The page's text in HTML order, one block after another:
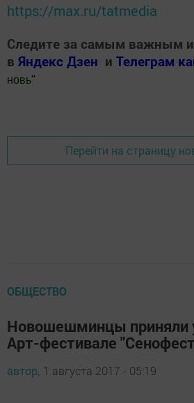
https://max.ru/tatmedia
Следите за самым важным
в Яндекс Дзен и Телеграм
новь"
Перейти на страницу
ОБЩЕСТВО
Новошешминцы приняли
Арт-фестивале
автор, 1 августа 2017 - 05:19